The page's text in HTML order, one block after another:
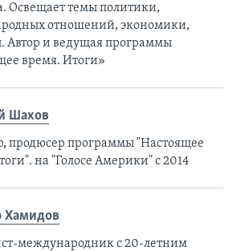
Освещает темы политики,
отношений, экономики,
Автор и ведущая программы
время. Итоги»
Шахов
продюсер программы "Настоящее
на "Голосе Америки" с 2014
Хамидов
международник с 20-летним